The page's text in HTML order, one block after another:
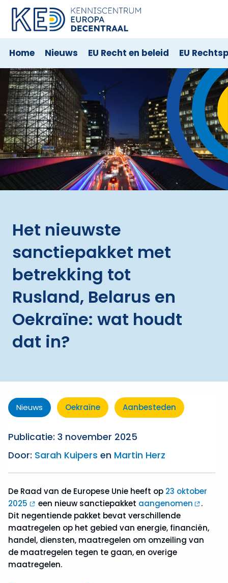
Home Nieuws EU Recht en beleid EU
Het nieuwste
sanctiepakket met
betrekking tot
Rusland, Belarus en
Oekraïne: wat houdt
dat in?
Nieuws Oekraïne Aanbesteden
Publicatie: 3 november 2025
Door: Sarah Kuipers en Martin Herz
De Raad van de Europese Unie heeft op 23 oktober
2025
een nieuw sanctiepakket aangenomen
.
Dit negentiende pakket bevat verschillende
maatregelen op het gebied van energie, financiën,
handel, diensten, maatregelen om omzeiling van
de maatregelen tegen te gaan, en overige
maatregelen.